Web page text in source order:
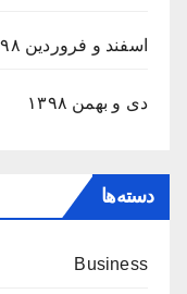
اسفند و فروردین ۱۳۹۸
دی و بهمن ۱۳۹۸
دسته‌ها
Business